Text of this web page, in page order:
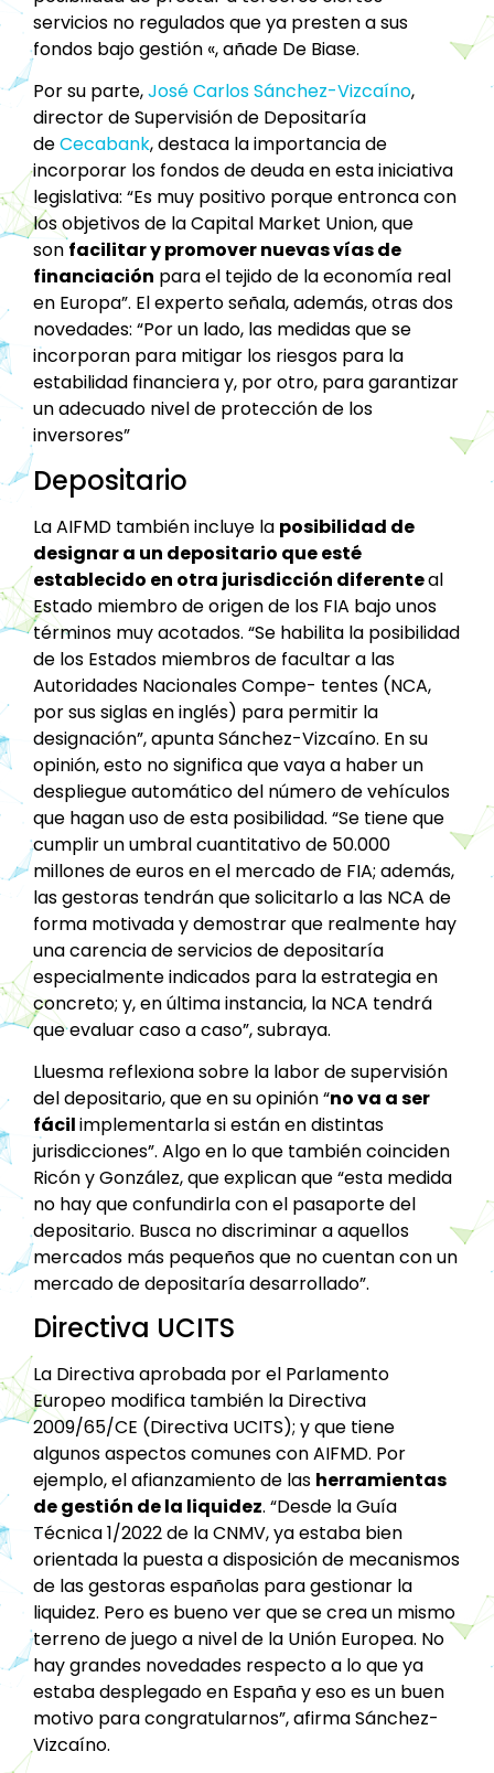
servicios no regulados que ya presten a sus
fondos bajo gestión «, añade De Biase.
Por su parte,José Carlos Sánchez-Vizcaíno,
director de Supervisión de Depositaría
deCecabank, destaca la importancia de
incorporar los fondos de deuda en esta iniciativa
legislativa: “Es muy positivo porque entronca con
los objetivos de la Capital Market Union, que
son facilitar y promover nuevas vías de
financiación para el tejido de la economía real
en Europa”. El experto señala, además, otras dos
novedades: “Por un lado, las medidas que se
incorporan para mitigar los riesgos para la
estabilidad financiera y, por otro, para garantizar
un adecuado nivel de protección de los
inversores”
Depositario
La AIFMD también incluye la posibilidad de
designar a un depositario que esté
establecido en otra jurisdicción diferenteal
Estado miembro de origen de los FIA bajo unos
términos muy acotados. “Se habilita la posibilidad
de los Estados miembros de facultar a las
Autoridades Nacionales Compe- tentes (NCA,
por sus siglas en inglés) para permitir la
designación”, apunta Sánchez-Vizcaíno. En su
opinión, esto no significa que vaya a haber un
despliegue automático del número de vehículos
que hagan uso de esta posibilidad. “Se tiene que
cumplir un umbral cuantitativo de 50.000
millones de euros en el mercado de FIA; además,
las gestoras tendrán que solicitarlo a las NCA de
forma motivada y demostrar que realmente hay
una carencia de servicios de depositaría
especialmente indicados para la estrategia en
concreto; y, en última instancia, la NCA tendrá
que evaluar caso a caso”, subraya.
Lluesma reflexiona sobre la labor de supervisión
del depositario, que en su opinión “no va a ser
fácilimplementarla si están en distintas
jurisdicciones”. Algo en lo que también coinciden
Ricón y González, que explican que “esta medida
no hay que confundirla con el pasaporte del
depositario. Busca no discriminar a aquellos
mercados más pequeños que no cuentan con un
mercado de depositaría desarrollado”.
Directiva UCITS
La Directiva aprobada por el Parlamento
Europeo modifica también la Directiva
2009/65/CE (Directiva UCITS); y que tiene
algunos aspectos comunes con AIFMD. Por
ejemplo, el afianzamiento de las herramientas
de gestión de la liquidez. “Desde la Guía
Técnica 1/2022 de la CNMV, ya estaba bien
orientada la puesta a disposición de mecanismos
de las gestoras españolas para gestionar la
liquidez. Pero es bueno ver que se crea un mismo
terreno de juego a nivel de la Unión Europea. No
hay grandes novedades respecto a lo que ya
estaba desplegado en España y eso es un buen
motivo para congratularnos”, afirma Sánchez-
Vizcaíno.